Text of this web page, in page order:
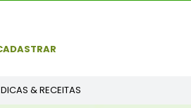
DICAS & RECEITAS